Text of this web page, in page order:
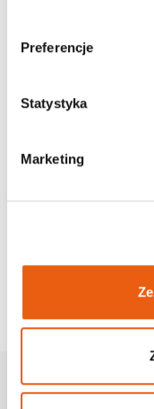
Preferencje
Statystyka
Marketing
Zapisz